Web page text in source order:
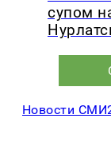
супом
Новости